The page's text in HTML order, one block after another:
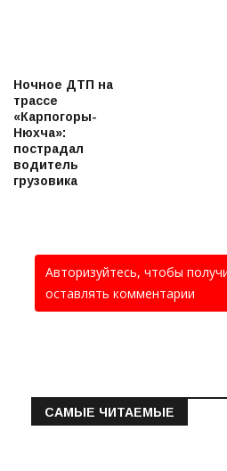
Ночное ДТП на
трассе
«Карпогоры-
Нюхча»:
пострадал
водитель
грузовика
Авторизуйтесь, чтобы
оставлять комментарии
САМЫЕ ЧИТАЕМЫЕ